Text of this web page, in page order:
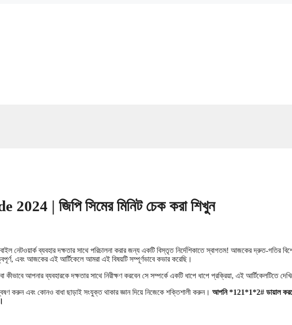
| জিপি সিমের মিনিট চেক করা শিখুন
নেটওয়ার্ক ব্যবহার দক্ষতার সাথে পরিচালনা করার জন্য একটি বিস্তৃত নির্দেশিকাতে স্বাগতম! আজকের দ্রুত-গতির
এবং আজকের এই আর্টিকেলে আমরা এই বিষয়টি সম্পূর্ণভাবে কভার করেছি।
আপনার ব্যবহারকে দক্ষতার সাথে নিরীক্ষণ করবেন সে সম্পর্কে একটি ধাপে ধাপে প্রক্রিয়া, এই আর্টিকেলটিতে
করুন এবং কোনও বাধা ছাড়াই সংযুক্ত থাকার জ্ঞান দিয়ে নিজেকে শক্তিশালী করুন। আপনি *121*1*2# ডায়াল